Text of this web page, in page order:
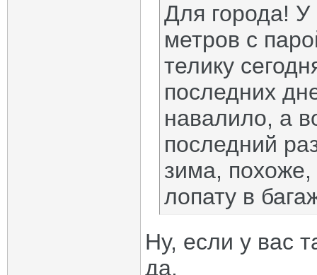
Для города!
метров с
телику
последних
навалило, а
последний
зима,
лопату в
Ну, если у вас
да.